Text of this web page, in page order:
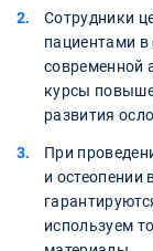
Сотрудники
пациентами в
современной
курсы
развития
При
и остеопении
используем